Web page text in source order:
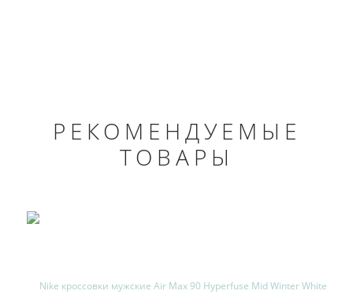
РЕКОМЕНДУЕМЫЕ
ТОВАРЫ